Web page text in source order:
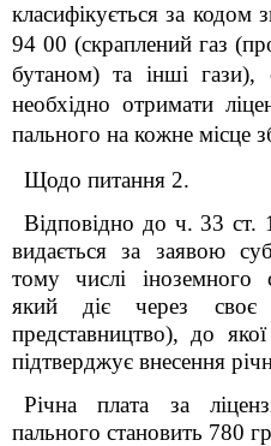
класифікується за
94 00 (скраплений газ
бутаном) та інші гази),
необхідно отримати
пального на кожне місце
Щодо питання 2.
Відповідно до ч. 33 ст.
видається за заявою
тому числі іноземного
який діє через своє
представництво), до
підтверджує внесення
Річна плата за
пального становить 780